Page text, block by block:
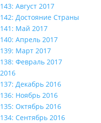
143: Август 2017
142: Достояние Страны
141: Май 2017
140: Апрель 2017
139: Март 2017
138: Февраль 2017
2016
137: Декабрь 2016
136: Ноябрь 2016
135: Октябрь 2016
134: Сентябрь 2016